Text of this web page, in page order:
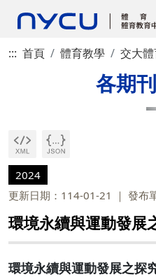
::: 首頁 體育教學 交大
各期
2024
更新日期：114-01-21
發布
環境永續與運動發展
環境永續與運動發展之探